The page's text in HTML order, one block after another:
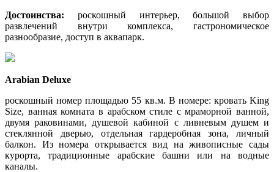
Достоинства: роскошный интерьер, большой выбор
развлечений внутри комплекса, гастрономическое
разнообразие, доступ в аквапарк.
Arabian Deluxe
роскошный номер площадью 55 кв.м. В номере: кровать King
Size, ванная комната в арабском стиле с мраморной ванной,
двумя раковинами, душевой кабиной с ливневым душем и
стеклянной дверью, отдельная гардеробная зона, личный
балкон. Из номера открывается вид на живописные сады
курорта, традиционные арабские башни или на водные
каналы.